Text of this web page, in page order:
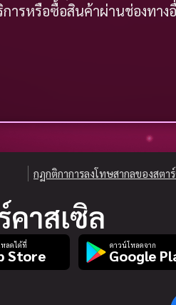
ารหรือซื้อสินค้าผ่านช่องทา
กฏกติกาการลงโทษสากลของสตา
คาสเซิล
ลดได้ที่
Store
ดาวน์โหลดจาก
Google